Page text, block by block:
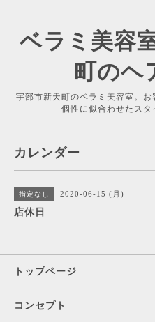
ベラミ美容
町のヘ
宇部市新天町のベラミ美容室。お
個性に似合わせたスタ
カレンダー
指定なし 2020-06-15 (月)
店休日
トップページ
コンセプト